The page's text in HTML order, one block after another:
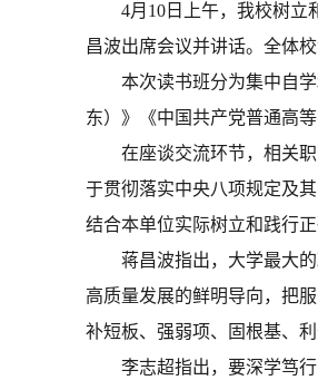
4月10日上午， 我校树立
昌波出席会议并讲话。全体
本次读书班分为集中自
东）》《中国共产党普通高
在座谈交流环节，相关
于贯彻落实中央八项规定及
结合本单位实际树立和践行
蒋昌波指出，大学最大
高质量发展的鲜明导向， 把
补短板、强弱项、固根基、
李志超指出，要深学笃